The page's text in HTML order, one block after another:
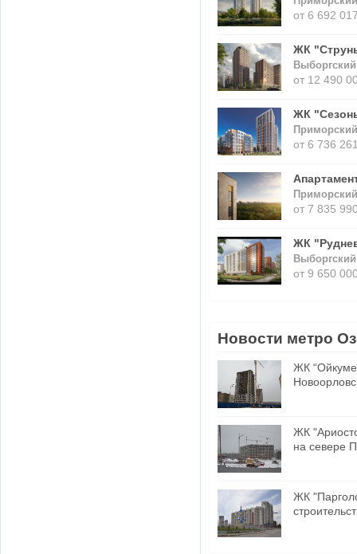
от 6 692
ЖК
от 12 490
ЖК
от 6 736
от 7 835
ЖК
от 9 650
Новости метро
ЖК
ЖК
на севере
ЖК